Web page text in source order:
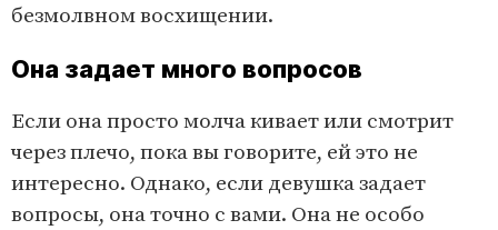
безмолвном восхищении.
Она задает много вопросов
Если она просто молча кивает или смотрит
через плечо, пока вы говорите, ей это не
интересно. Однако, если девушка задает
вопросы, она точно с вами. Она не особо